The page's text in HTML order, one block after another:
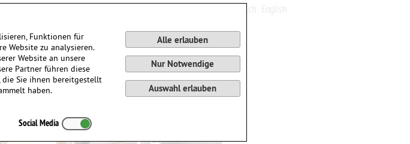
Funktionen für
Website zu analysieren.
Website an unsere
Partner führen diese
die Sie ihnen bereitgestellt
haben.
Alle erlauben
Nur Notwendige
Auswahl erlauben
Social Media